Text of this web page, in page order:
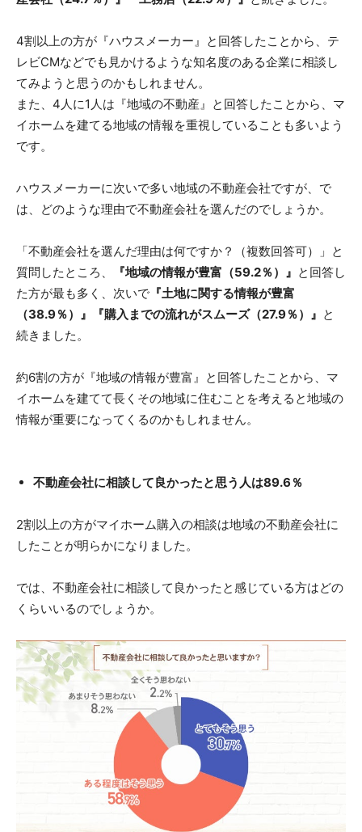
4割以上の方が『ハウスメーカー』と回答したことから、テ
レビCMなどでも見かけるような知名度のある企業に相談し
てみようと思うのかもしれません。
また、4人に1人は『地域の不動産』と回答したことから、マ
イホームを建てる地域の情報を重視していることも多いよう
です。
ハウスメーカーに次いで多い地域の不動産会社ですが、で
は、どのような理由で不動産会社を選んだのでしょうか。
「不動産会社を選んだ理由は何ですか？（複数回答可）」と
質問したところ、
『地域の情報が豊富（59.2％）』 と回答し
た方が最も多く、次いで 『土地に関する情報が豊富
（38.9％）』『購入までの流れがスムーズ（27.9％）』 と
続きました。
約6割の方が『地域の情報が豊富』と回答したことから、マ
イホームを建てて長くその地域に住むことを考えると地域の
情報が重要になってくるのかもしれません。
不動産会社に相談して良かったと思う人は89.6％
2割以上の方がマイホーム購入の相談は地域の不動産会社に
したことが明らかになりました。
では、不動産会社に相談して良かったと感じている方はどの
くらいいるのでしょうか。